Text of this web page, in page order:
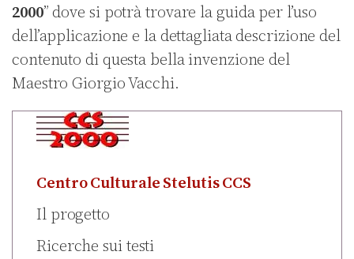
2000” dove si potrà trovare la guida per l’uso
dell’applicazione e la dettagliata descrizione del
contenuto di questa bella invenzione del
Maestro Giorgio Vacchi.
Centro Culturale Stelutis CCS
Il progetto
Ricerche sui testi